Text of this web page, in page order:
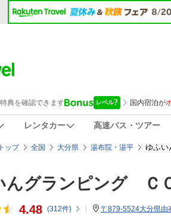
レンタカー 高速バス・ツアー
ップ 全国 大分県 湯布院・湯平 ゆふ
んグランピング Ｃ
4.48 (312件) 〒879-5524大分県由